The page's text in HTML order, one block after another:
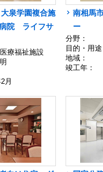
泉学園複合施
院 ライフサ
療福祉施設
月
南相馬
ー
分野：
目的・用途
地域：
竣工年：